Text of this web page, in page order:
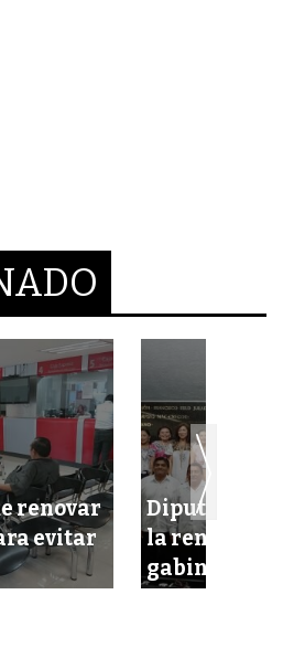
renovar
evitar
Diputados
la
gabinete